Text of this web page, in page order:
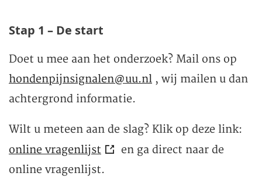
Stap 1 – De start
Doet u mee aan het onderzoek? Mail ons op
hondenpijnsignalen@uu.nl , wij mailen u dan
achtergrond informatie.
Wilt u meteen aan de slag? Klik op deze link:
online vragenlijst
en ga direct naar de
online vragenlijst.